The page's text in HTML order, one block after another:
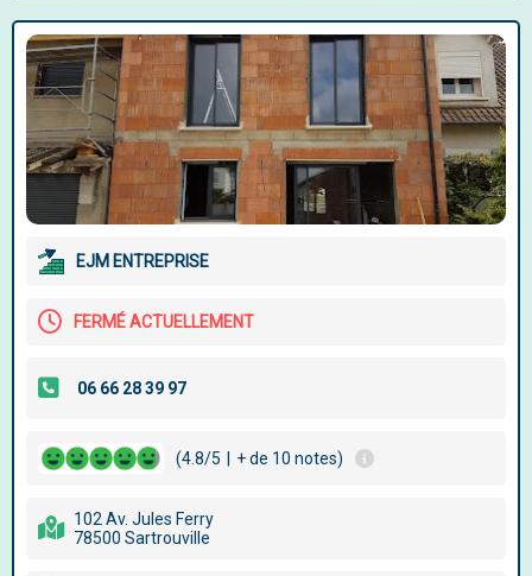
EJM ENTREPRISE
FERMÉ ACTUELLEMENT
(4.8/5 + de 10 notes)
102 Av. Jules Ferry
78500 Sartrouville